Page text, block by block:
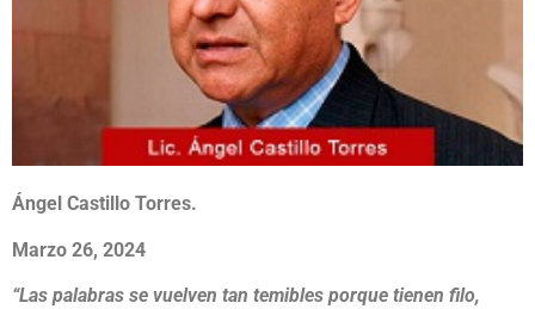
Ángel Castillo Torres.
Marzo 26, 2024
“Las palabras se vuelven tan temibles porque tienen filo,